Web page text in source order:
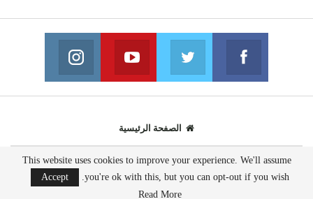
فايسبوك
انضم الينا انضم الينا
يوتيوب
انضم الينا
الصفحة الرئيسية
© 2020 - جميع الحقوق محفوظة.
This website uses cookies to improve your experience. We'll assume
you're ok with this, but you can opt-out if you wish.
Accept
Read More